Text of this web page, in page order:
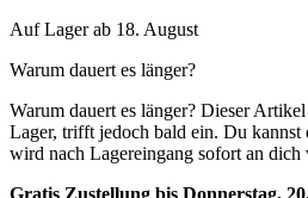
Auf Lager ab 18. August
Warum dauert es länger?
Warum dauert es länger? Dieser
Lager, trifft jedoch bald ein. Du kannst
wird nach Lagereingang sofort an dich
Gratis Zustellung bis Donnerstag,